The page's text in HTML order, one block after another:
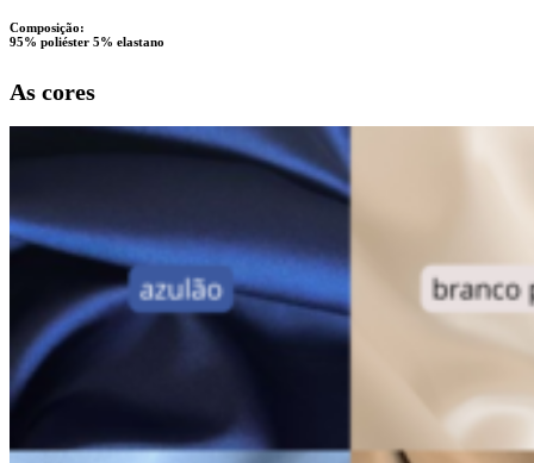
Composição:
95% poliéster 5% elastano
As cores